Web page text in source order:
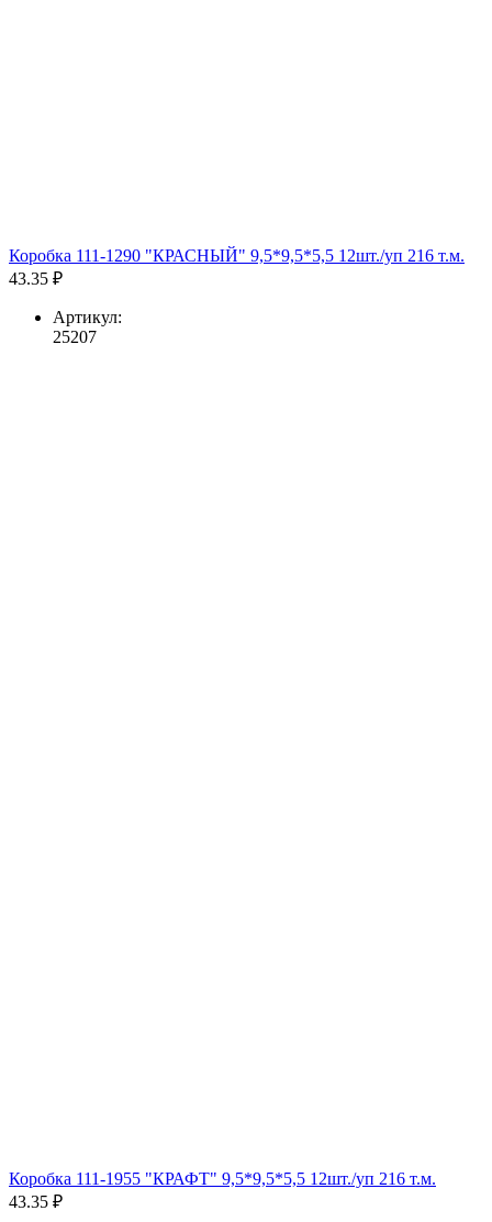
Коробка 111-1290 "КРАСНЫЙ" 9,5*9,5*5,5 12шт./уп 216 т.м.
43.35 ₽
Артикул:
25207
Коробка 111-1955 "КРАФТ" 9,5*9,5*5,5 12шт./уп 216 т.м.
43.35 ₽